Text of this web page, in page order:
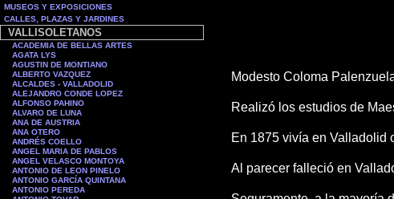
MUSEOS Y EXPOSICIONES
CALLES, PLAZAS Y JARDINES
VALLISOLETANOS
ACADEMIA DE BELLAS ARTES
AGATA LYS
AGUSTIN DE MONTIANO
ALBERTO VAZQUEZ
ALCALDES - VALLADOLID
ALEJANDRO CONDE LOPEZ
ALFONSO PAHINO
ALVARO DE LUNA
ANA DE AUSTRIA
ANA OTERO
ANDRÉS COELLO
ANGEL MARIA DE PABLOS
ANGEL VELASCO MONTOYA
ANTONIO DE LEON PINELO
ANTONIO GARCÍA QUINTANA
ANTONIO PEREDA
Modesto Coloma
Realizó los estudios de
En 1875 vivía en Valladolid
Al parecer falleció en